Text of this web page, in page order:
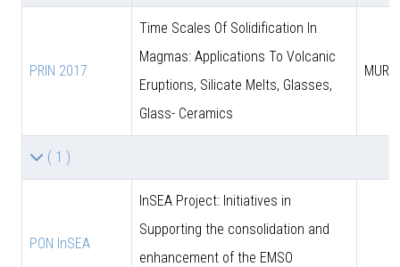
PRIN 2017
Time Scales Of Solidification In
Magmas: Applications To Volcanic
Eruptions, Silicate Melts, Glasses,
Glass- Ceramics
MUR
( 1 )
PON InSEA
InSEA Project: Initiatives in
Supporting the consolidation and
enhancement of the EMSO